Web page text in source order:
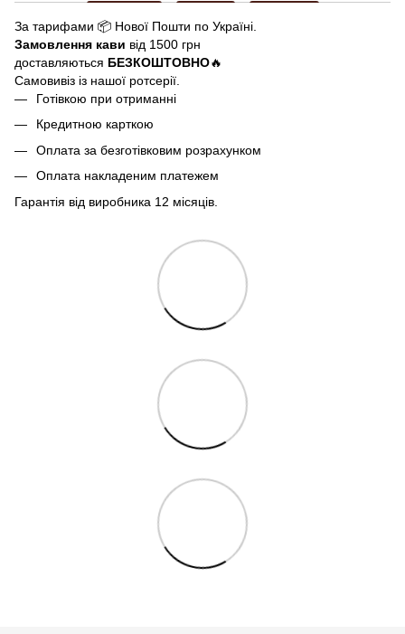
За тарифами 📦 Нової Пошти по Україні.
Замовлення кави від 1500 грн
доставляються БЕЗКОШТОВНО🔥
Самовивіз із нашої ротсерії.
Готівкою при отриманні
Кредитною карткою
Оплата за безготівковим розрахунком
Оплата накладеним платежем
Гарантія від виробника 12 місяців.